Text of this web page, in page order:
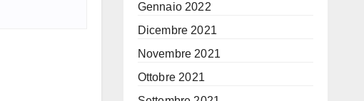
Gennaio 2022
Dicembre 2021
Novembre 2021
Ottobre 2021